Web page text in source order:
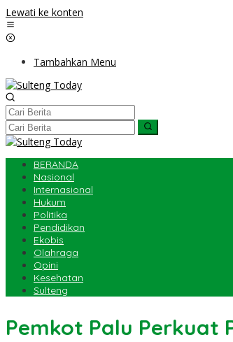
Lewati ke konten
Tambahkan Menu
BERANDA
Nasional
Internasional
Hukum
Politika
Pendidikan
Ekobis
Olahraga
Opini
Kesehatan
Sulteng
Pemkot Palu Perkuat